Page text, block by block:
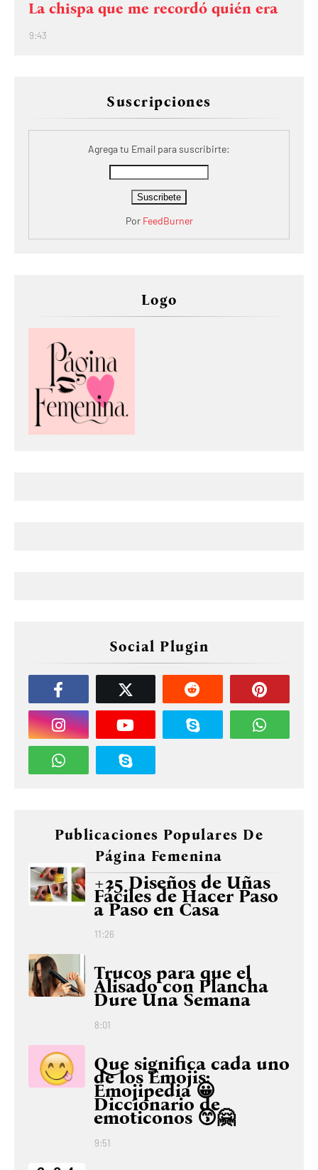
La chispa que me recordó quién era
9:43
Suscripciones
Agrega tu Email para suscribirte:
Por FeedBurner
Logo
Social Plugin
Publicaciones Populares De
Página Femenina
+25 Diseños de Uñas
Fáciles de Hacer Paso
a Paso en Casa
11:26
Trucos para que el
Alisado con Plancha
Dure Una Semana
8:01
Que significa cada uno
de los Emojis:
Emojipedia 😀
Diccionario de
emoticonos 😙🤗
9:51